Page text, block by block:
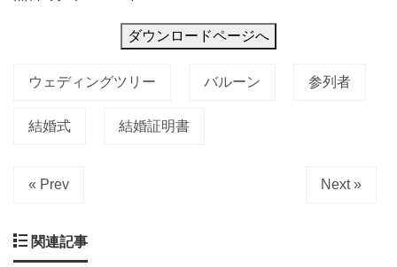
ダウンロードページへ
ウェディングツリー バルーン 参列者
結婚式 結婚証明書
« Prev Next »
関連記事